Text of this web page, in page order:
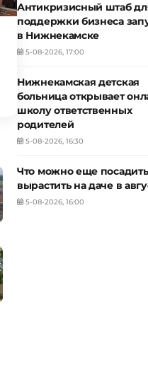
Антикризисный штаб
поддержки бизнеса
в Нижнекамске
5-08-2026, 17:00
Нижнекамская детская
больница открывает
школу ответственных
родителей
5-08-2026, 16:30
Что можно еще
вырастить на даче в
5-08-2026, 16:00